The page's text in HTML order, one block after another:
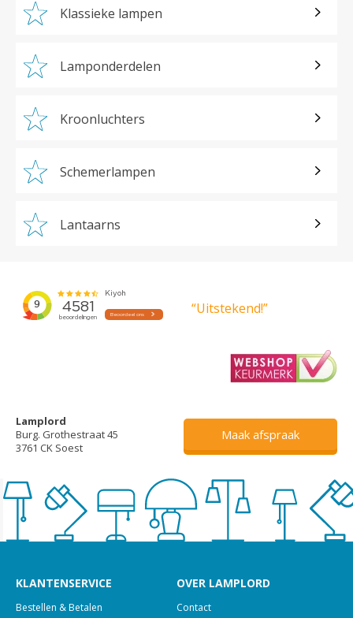
Klassieke lampen
Lamponderdelen
Kroonluchters
Schemerlampen
Lantaarns
“Uitstekend!”
Lamplord
Burg. Grothestraat 45
3761 CK Soest
Maak afspraak
KLANTENSERVICE
Bestellen & Betalen
OVER LAMPLORD
Contact